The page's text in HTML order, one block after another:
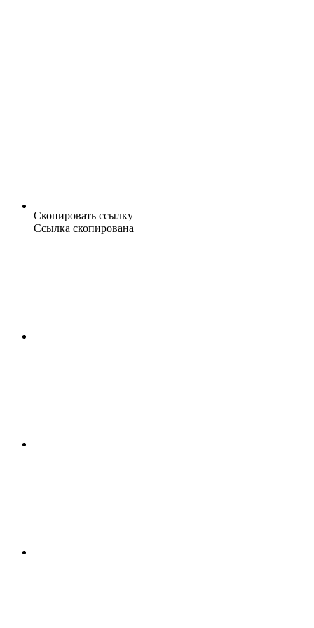
Скопировать ссылку
Ссылка скопирована